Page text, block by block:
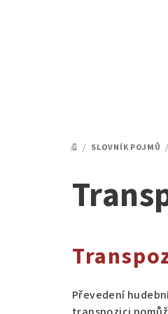
DOMŮ
/ SLOVNÍK POJMŮ /
Převedení